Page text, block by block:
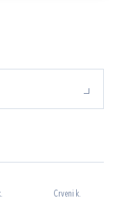
Crveni k.